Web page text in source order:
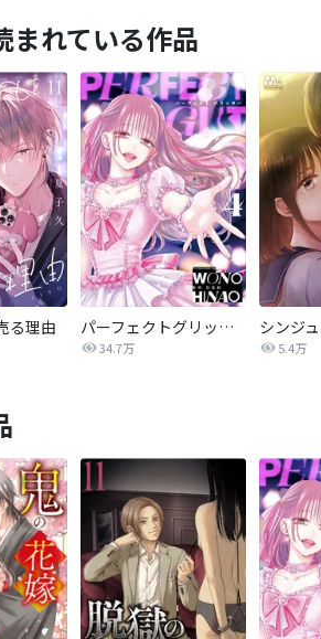
まれている作品
る理由 パーフェクトグリッター
34.7万 5.4万